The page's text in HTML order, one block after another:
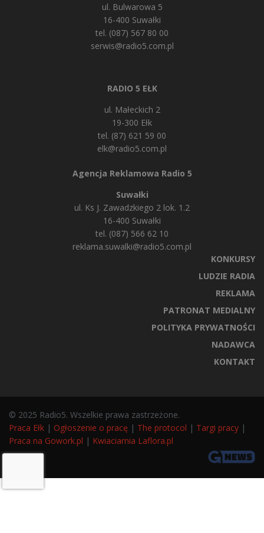
ul. Bulwarowa 5
16-400 Suwałki
tel. (087) 567 80 00
serwis@radio5.com.pl
RADIO 5 EŁK
ul. Małeckich 2
19-300 Ełk
tel. (87) 621 59 00
elk@radio5.com.pl
Agencja Reklamowa Radio 5
Suwałki
ul. Ks J. Zawadzkiego 2 lok. 1.2
16-400 Suwałki
tel. (087) 566 62 10
reklama.suwalki@radio5.com.pl
KONKURSY
LUDZIE RADIA
REKLAMA
PATRONAT MEDIALNY
POLITYKA PRYWATNOŚCI
NADAWCA
KONTAKT
© 2025 Radio5. Wszelkie prawa zastrzeżone.
Praca Ełk | Ogłoszenie o pracę | The protocol | Targi pracy |
Praca na Gowork.pl | Kwiaciarnia Laflora.pl